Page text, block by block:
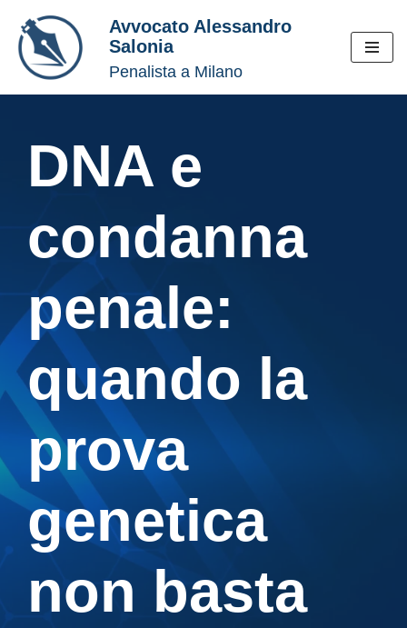
Vai
al
contenuto
Avvocato Alessandro
Salonia
Penalista a Milano
DNA e
condanna
penale:
quando la
prova
genetica
non basta